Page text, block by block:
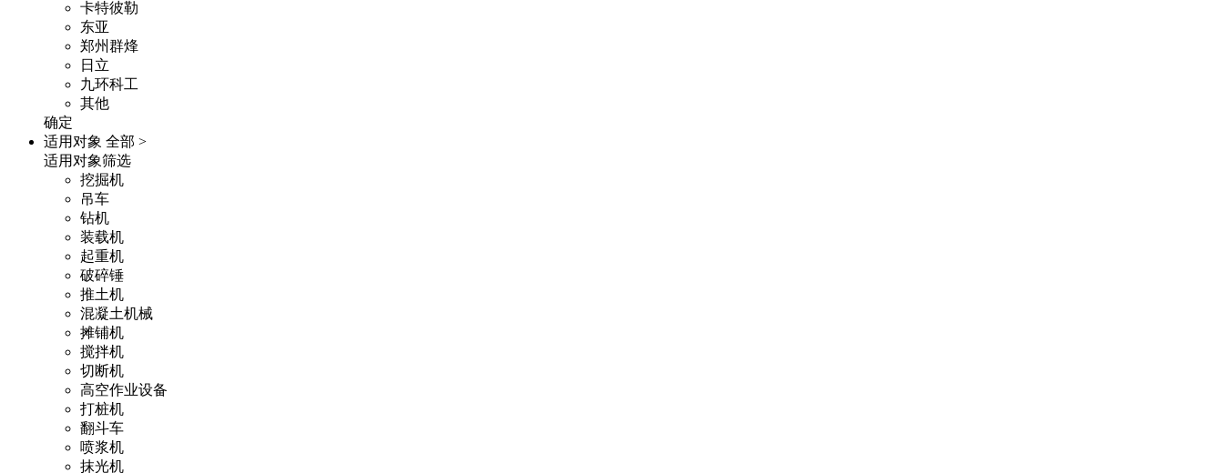
卡特彼勒
东亚
郑州群烽
日立
九环科工
其他
确定
适用对象 全部 >
适用对象筛选
挖掘机
吊车
钻机
装载机
起重机
破碎锤
推土机
混凝土机械
摊铺机
搅拌机
切断机
高空作业设备
打桩机
翻斗车
喷浆机
抹光机